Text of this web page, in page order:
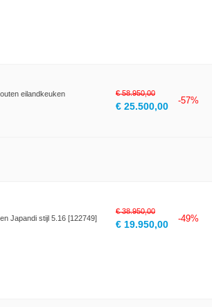
eilandkeuken
€ 58.950,00
€ 25.500,00
-57%
Japandi stijl 5.16 [122749]
€ 38.950,00
€ 19.950,00
-49%